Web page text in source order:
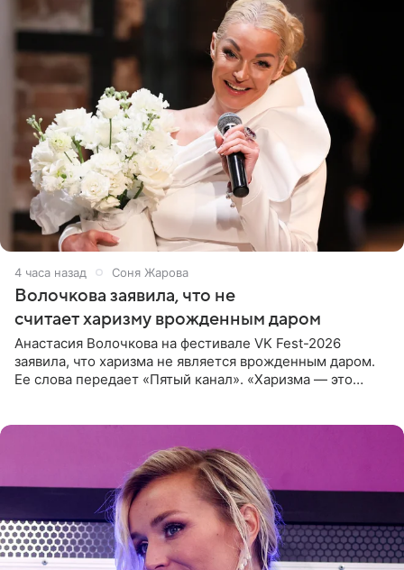
4 часа назад Соня Жарова
Волочкова заявила, что не
считает харизму врожденным даром
Анастасия Волочкова на фестивале VK Fest-2026
заявила, что харизма не является врожденным даром.
Ее слова передает «Пятый канал». «Харизма — это